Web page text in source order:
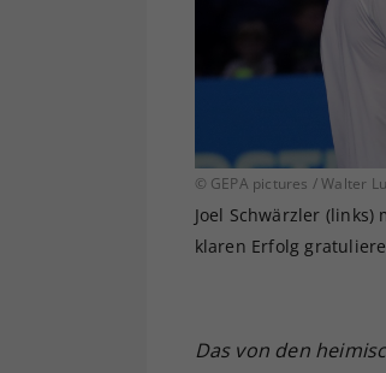
© GEPA pictures / Walter
Joel Schwärzler
klaren Erfolg
Das von den